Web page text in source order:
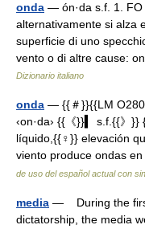
onda — ón·da s.f. 1. FO
alternativamente si alza
superficie di uno
vento o di altre cause:
Dizionario italiano
onda — {{＃}}{{LM
‹on·da› {{《}}▍ s.f.{{》
líquido,{{♀}} elevación
viento produce ondas
de uso del español actual con
media — During the
dictatorship, the media